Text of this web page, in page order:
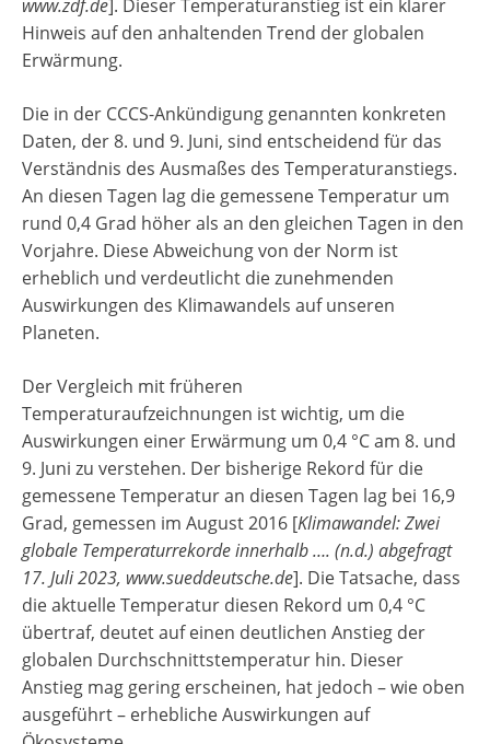
www.zdf.de]. Dieser Temperaturanstieg ist ein klarer
Hinweis auf den anhaltenden Trend der globalen
Erwärmung.
Die in der CCCS-Ankündigung genannten konkreten
Daten, der 8. und 9. Juni, sind entscheidend für das
Verständnis des Ausmaßes des Temperaturanstiegs.
An diesen Tagen lag die gemessene Temperatur um
rund 0,4 Grad höher als an den gleichen Tagen in den
Vorjahre. Diese Abweichung von der Norm ist
erheblich und verdeutlicht die zunehmenden
Auswirkungen des Klimawandels auf unseren
Planeten.
Der Vergleich mit früheren
Temperaturaufzeichnungen ist wichtig, um die
Auswirkungen einer Erwärmung um 0,4 °C am 8. und
9. Juni zu verstehen. Der bisherige Rekord für die
gemessene Temperatur an diesen Tagen lag bei 16,9
Grad, gemessen im August 2016 [Klimawandel: Zwei
globale Temperaturrekorde innerhalb …. (n.d.) abgefragt
17. Juli 2023, www.sueddeutsche.de]. Die Tatsache, dass
die aktuelle Temperatur diesen Rekord um 0,4 °C
übertraf, deutet auf einen deutlichen Anstieg der
globalen Durchschnittstemperatur hin. Dieser
Anstieg mag gering erscheinen, hat jedoch – wie oben
ausgeführt – erhebliche Auswirkungen auf